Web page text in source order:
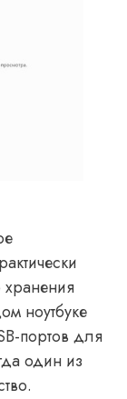
хранения
ноутбуке
портов для
один из